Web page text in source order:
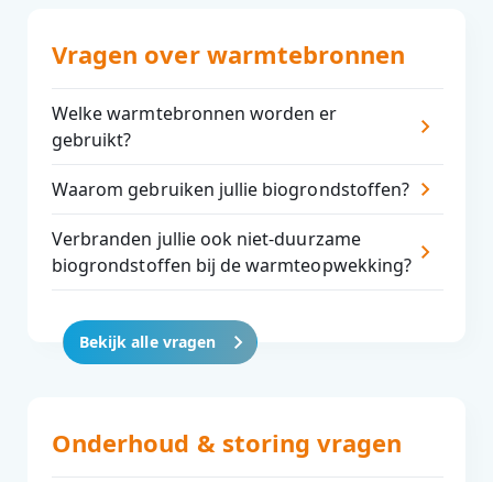
Vragen over warmtebronnen
Welke warmtebronnen worden er
gebruikt?
Waarom gebruiken jullie biogrondstoffen?
Verbranden jullie ook niet-duurzame
biogrondstoffen bij de warmteopwekking?
Bekijk alle vragen
Onderhoud & storing vragen